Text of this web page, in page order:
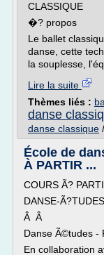
CLASSIQUE
�? propos
Le ballet
danse, cette
la souplesse,
Lire la suite
Thèmes liés :
danse
danse classique /
École de
À PARTIR ...
COURS Ã?
DANSE-Ã?TUDES
Â Â
Danse Ã©tudes -
En collaboration